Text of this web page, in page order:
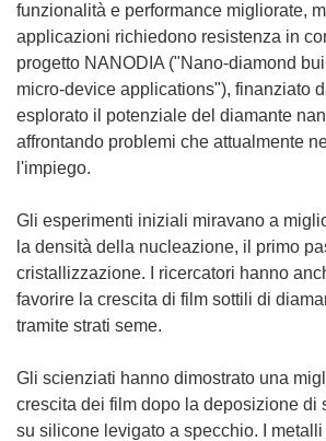
funzionalità e performance migliorate,
applicazioni richiedono resistenza in
progetto NANODIA ("Nano-diamond
micro-device applications"), finanziato
esplorato il potenziale del diamante
affrontando problemi che attualmente
l'impiego.
Gli esperimenti iniziali miravano a
la densità della nucleazione, il primo
cristallizzazione. I ricercatori hanno
favorire la crescita di film sottili di
tramite strati seme.
Gli scienziati hanno dimostrato una
crescita dei film dopo la deposizione di
su silicone levigato a specchio. I